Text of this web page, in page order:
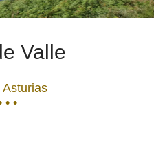
Valle
Asturias
• •